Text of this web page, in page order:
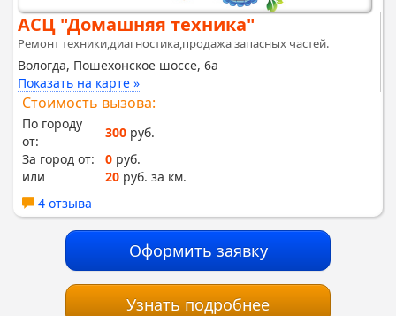
АСЦ "Домашняя техника"
Ремонт техники,диагностика,продажа запасных частей.
Вологда, Пошехонское шоссе, 6а
Показать на карте »
Стоимость вызова:
По городу
от:
300 руб.
За город от:
0 руб.
или
20 руб. за км.
4 отзыва
Оформить заявку
Узнать подробнее